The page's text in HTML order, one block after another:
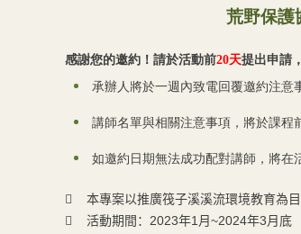
荒野保護
感謝您的邀約！請於活動前20天提出申請
承辦人將於一週內致電回覆邀約注意
講師名單與相關注意事項，將於課程
如邀約日期無法成功配對講師，將在
 本專案以推廣筏子溪溪流環境教育為
 活動期間：2023年1月~2024年3月底